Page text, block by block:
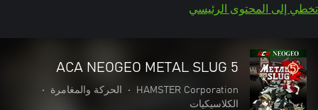
تخطي إلى المحتوى الرئيسي
ACA NEOGEO METAL SLUG 5
HAMSTER Corporation
• الحركة والمغامرة
•
الكلاسيكيات